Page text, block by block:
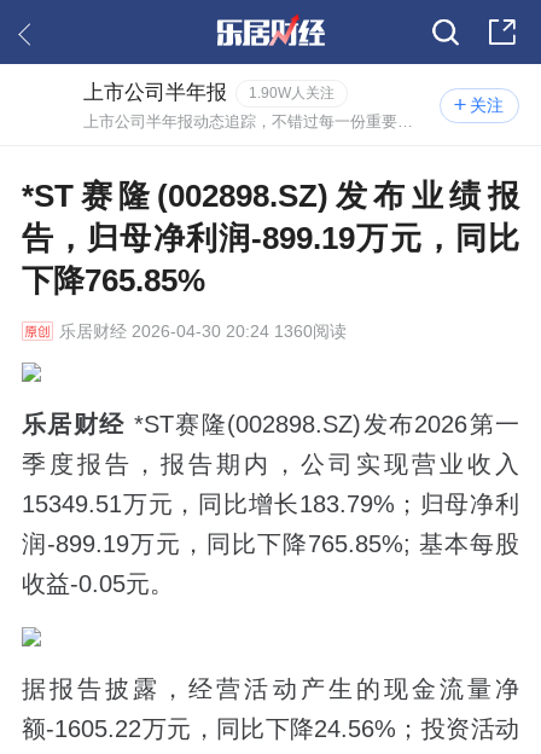
关注
上市公司半年报 1.90W人关注
*ST赛隆(002898.SZ)发布业绩报
告，归母净利润-899.19万元，同比
下降765.85%
乐居财经2026-04-30 20:24 1360阅读
乐居财经 *ST赛隆(002898.SZ)发布2026第一
季度报告，报告期内，公司实现营业收入
15349.51万元，同比增长183.79%；归母净利
润-899.19万元，同比下降765.85%; 基本每股
收益-0.05元。
据报告披露，经营活动产生的现金流量净
额-1605.22万元，同比下降24.56%；投资活动